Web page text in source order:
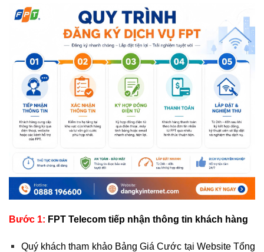
Bước 1: FPT Telecom tiếp nhận thông tin khách hàng
Quý khách tham khảo Bảng Giá Cước tại Website Tổng